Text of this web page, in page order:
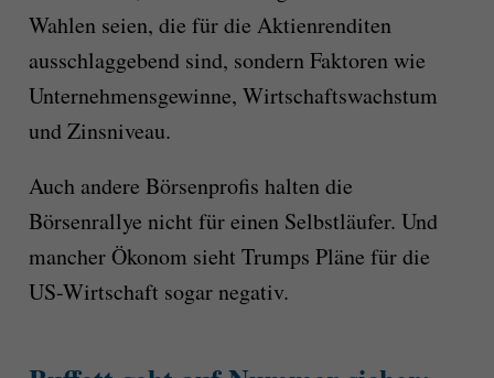
Wahlen seien, die für die Aktienrenditen
ausschlaggebend sind, sondern Faktoren wie
Unternehmensgewinne, Wirtschaftswachstum
und Zinsniveau.
Auch andere Börsenprofis halten die
Börsenrallye nicht für einen Selbstläufer. Und
mancher Ökonom sieht Trumps Pläne für die
US-Wirtschaft sogar negativ.